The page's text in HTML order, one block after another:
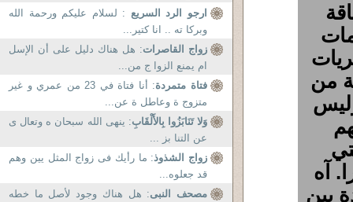
من
آه
بين
ارجو الرد السريع : لسلام عليكم ورحمة الله
وبركا ته .. انا كتير...
زواج القاصرات: هل هناك دليل على أن الإسل
ام يمنع الزوا ج من...
فتاة متمردة
: أنا فتاة في 23 من عمري و غير
متزوج ة وعاطل ة عن...
وَلا تَنَابَزُوا بِالأَلْقَابِ: ينهى الله سبحان ه وتعال ى
عن التنا بز ...
زواج الشذوذ: ما رأيك فى زواج المثل يين وهم
قد جعلوه...
مصحف النبى: هل هناك وجود لأصل ما خطه